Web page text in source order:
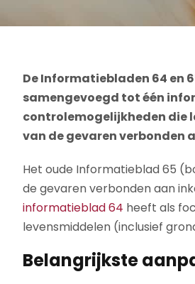
De Informatiebladen 64 en
samengevoegd tot één
controlemogelijkheden die
van de gevaren verbonden
Het oude Informatieblad 65
de gevaren verbonden aan
informatieblad 64 heeft als
levensmiddelen (inclusief
Belangrijkste